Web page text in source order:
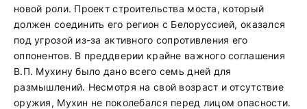
новой роли. Проект строительства моста, который
должен соединить его регион с Белоруссией, оказался
под угрозой из-за активного сопротивления его
оппонентов. В преддверии крайне важного соглашения
В.П. Мухину было дано всего семь дней для
размышлений. Несмотря на свой возраст и отсутствие
оружия, Мухин не поколебался перед лицом опасности.